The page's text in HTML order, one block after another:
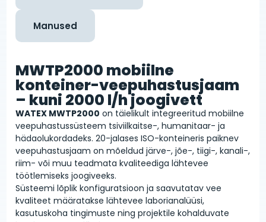
Manused
MWTP2000 mobiilne
konteiner-veepuhastusjaam
– kuni 2000 l/h joogivett
WATEX MWTP2000 on täielikult integreeritud mobiilne
veepuhastussüsteem tsiviilkaitse-, humanitaar- ja
hädaolukordadeks. 20-jalases ISO-konteineris paiknev
veepuhastusjaam on mõeldud järve-, jõe-, tiigi-, kanali-,
riim- või muu teadmata kvaliteediga lähtevee
töötlemiseks joogiveeks.
Süsteemi lõplik konfiguratsioon ja saavutatav vee
kvaliteet määratakse lähtevee laborianalüüsi,
kasutuskoha tingimuste ning projektile kohalduvate